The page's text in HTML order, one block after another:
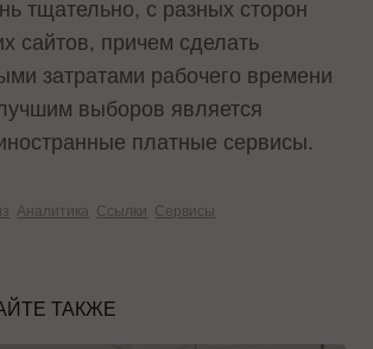
тщательно, с разных сторон
сайтов, причем сделать
затратами рабочего времени
выборов является
платные сервисы.
Аналитика Ссылки Сервисы
ТАКЖЕ